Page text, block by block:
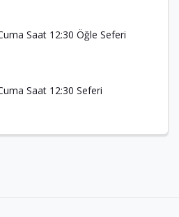
Saat 12:30 Öğle Seferi
Saat 12:30 Seferi